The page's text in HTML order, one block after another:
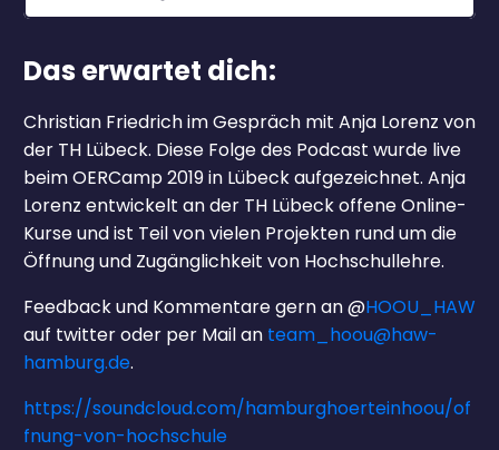
Das erwartet dich:
Christian Friedrich im Gespräch mit Anja Lorenz von
der TH Lübeck. Diese Folge des Podcast wurde live
beim OERCamp 2019 in Lübeck aufgezeichnet. Anja
Lorenz entwickelt an der TH Lübeck offene Online-
Kurse und ist Teil von vielen Projekten rund um die
Öffnung und Zugänglichkeit von Hochschullehre.
Feedback und Kommentare gern an @HOOU_HAW
auf twitter oder per Mail an team_hoou@haw-
hamburg.de.
https://soundcloud.com/hamburghoerteinhoou/of
fnung-von-hochschule